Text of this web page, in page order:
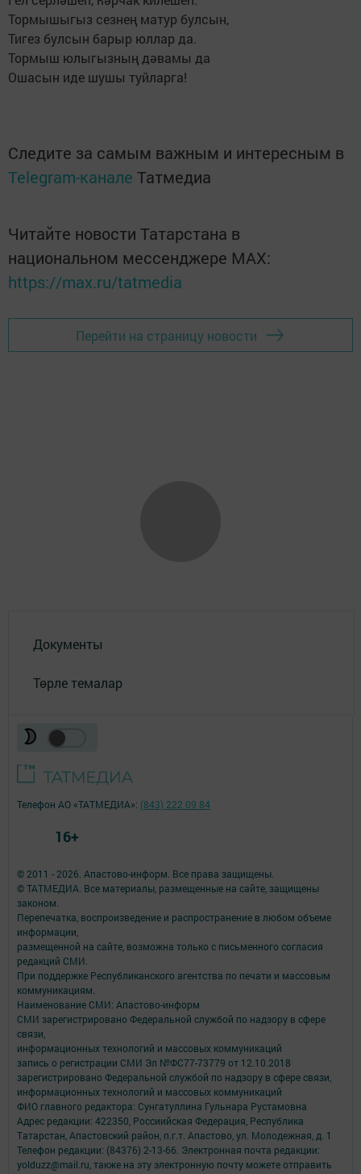
Тормышыгыз сезнең матур булсын,
Тигез булсын барыр юллар да.
Тормыш юлыгызның дәвамы да
Ошасын иде шушы туйларга!
Следите за самым важным и интересным в
Telegram-канале Татмедиа
Читайте новости Татарстана в
национальном мессенджере MАХ:
https://max.ru/tatmedia
Перейти на страницу новости
Документы
Төрле темалар
© 2011 - 2026. Апастово-информ. Все права защищены.
© ТАТМЕДИА. Все материалы, размещенные на сайте, защищены
законом.
Перепечатка, воспроизведение и распространение в любом объеме
информации,
размещенной на сайте, возможна только с письменного согласия
редакций СМИ.
При поддержке Республиканского агентства по печати и массовым
коммуникациям.
Наименование СМИ: Апастово-информ
СМИ зарегистрировано Федеральной службой по надзору в сфере
связи,
информационных технологий и массовых коммуникаций
запись о регистрации СМИ Эл №ФС77-73779 от 12.10.2018
зарегистрировано Федеральной службой по надзору в сфере связи,
информационных технологий и массовых коммуникаций
ФИО главного редактора: Сунгатуллина Гульнара Рустамовна
Адрес редакции: 422350, Россиийская Федерация, Республика
Татарстан, Апастовский район, п.г.т. Апастово, ул. Молодежная, д. 1
Телефон редакции: (84376) 2-13-66. Электронная почта редакции:
yolduzz@mail.ru, также на эту электронную почту можете отправить
Телефон АО «ТАТМЕДИА»: (843) 222 09 84
16+